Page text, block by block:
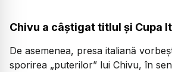
Chivu a câștigat titlul și Cupa
De asemenea, presa italiană
sporirea „puterilor” lui Chivu, în